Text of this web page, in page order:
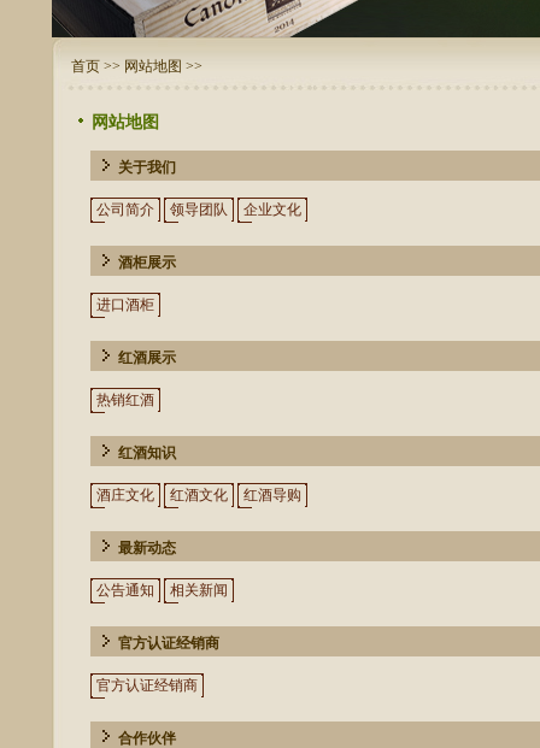
首页 >> 网站地图 >>
网站地图
关于我们
公司简介 领导团队 企业文化
酒柜展示
进口酒柜
红酒展示
热销红酒
红酒知识
酒庄文化 红酒文化 红酒导购
最新动态
公告通知 相关新闻
官方认证经销商
官方认证经销商
合作伙伴